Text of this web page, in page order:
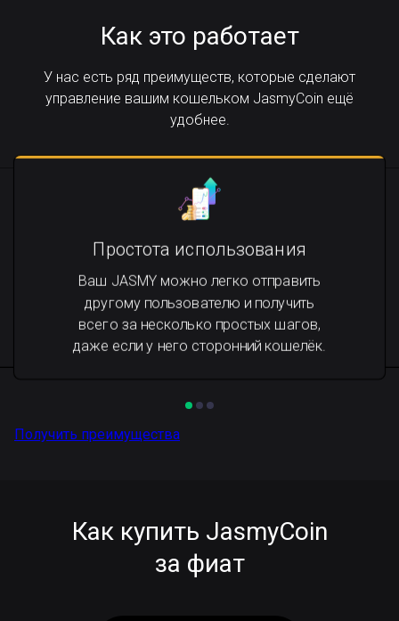
Как это работает
У нас есть ряд преимуществ, которые сделают
управление вашим кошельком JasmyCoin ещё
удобнее.
Простота использования
Ваш JASMY можно легко отправить
другому пользователю и получить
всего за несколько простых шагов,
даже если у него сторонний кошелёк.
Получить преимущества
Как купить JasmyCoin
за фиат